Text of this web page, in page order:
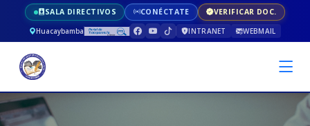
SALA DIRECTIVOS CONÉCTATE
VERIFICAR DOC.
Huacaybamba
INTRANET WEBMAIL